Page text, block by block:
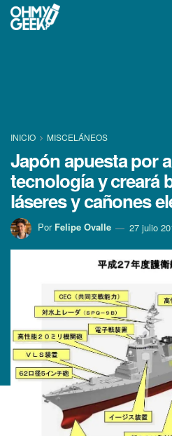
INICIO MISCELÁNEOS
Japón apuesta por
tecnologí­a y creará
láseres y cañones
Por Felipe Ovalle 27 julio